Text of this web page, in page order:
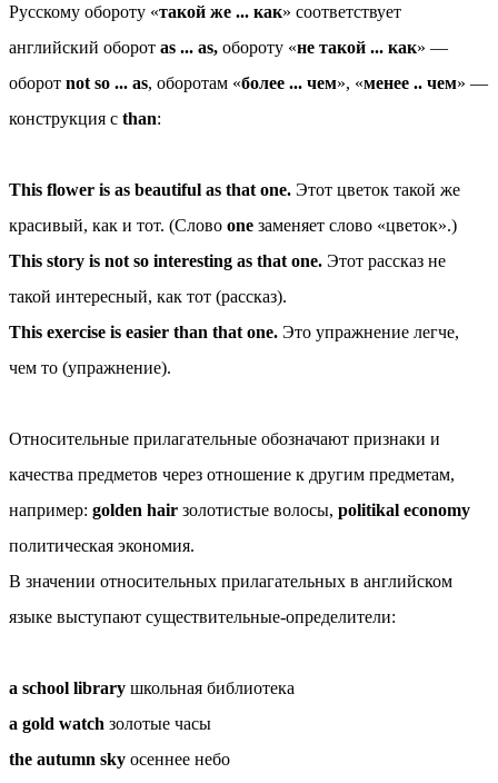
Русскому обороту «такой же ... как» соответствует
английский оборот as ... as, обороту «не такой ... как» —
оборот not so ... as, оборотам «более ... чем», «менее .. чем» —
конструкция с than:
This flower is as beautiful as that one. Этот цветок такой же
красивый, как и тот. (Слово one заменяет слово «цветок».)
This story is not so interesting as that one. Этот рассказ не
такой интересный, как тот (рассказ).
This exercise is easier than that one. Это упражнение легче,
чем то (упражнение).
Относительные прилагательные обозначают признаки и
качества предметов через отношение к другим предметам,
например: golden hair золотистые волосы, politikal economy
политическая экономия.
В значении относительных прилагательных в английском
языке выступают существительные-определители:
a school library школьная библиотека
a gold watch золотые часы
the autumn sky осеннее небо